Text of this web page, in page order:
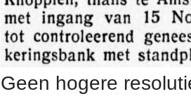
Geen hogere